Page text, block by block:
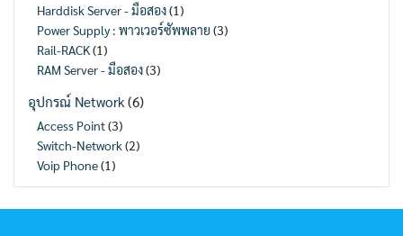
Harddisk Server - มือสอง(1)
Power Supply : พาวเวอร์ซัพพลาย (3)
Rail-RACK(1)
RAM Server - มือสอง(3)
อุปกรณ์ Network (6)
Access Point(3)
Switch-Network(2)
Voip Phone(1)